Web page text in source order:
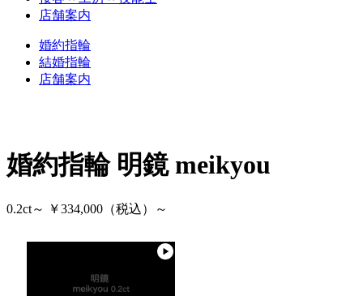
店舗案内
婚約指輪
結婚指輪
店舗案内
婚約指輪明鏡 meikyou
0.2ct～ ￥334,000（税込）～